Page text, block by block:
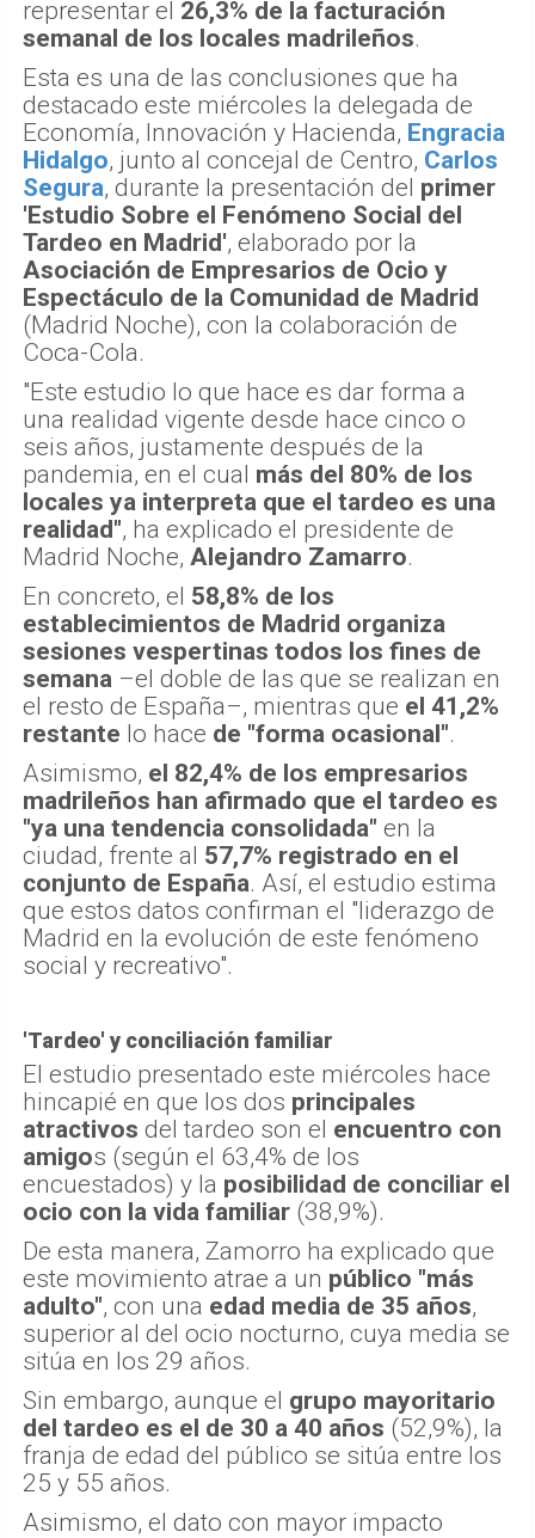
representar el 26,3% de la facturación
semanal de los locales madrileños.
Esta es una de las conclusiones que ha
destacado este miércoles la delegada de
Economía, Innovación y Hacienda, Engracia
Hidalgo, junto al concejal de Centro, Carlos
Segura, durante la presentación del primer
'Estudio Sobre el Fenómeno Social del
Tardeo en Madrid', elaborado por la
Asociación de Empresarios de Ocio y
Espectáculo de la Comunidad de Madrid
(Madrid Noche), con la colaboración de
Coca-Cola.
"Este estudio lo que hace es dar forma a
una realidad vigente desde hace cinco o
seis años, justamente después de la
pandemia, en el cual más del 80% de los
locales ya interpreta que el tardeo es una
realidad", ha explicado el presidente de
Madrid Noche, Alejandro Zamarro.
En concreto, el 58,8% de los
establecimientos de Madrid organiza
sesiones vespertinas todos los fines de
semana –el doble de las que se realizan en
el resto de España–, mientras que el 41,2%
restante lo hace de "forma ocasional".
Asimismo, el 82,4% de los empresarios
madrileños han afirmado que el tardeo es
"ya una tendencia consolidada" en la
ciudad, frente al 57,7% registrado en el
conjunto de España. Así, el estudio estima
que estos datos confirman el "liderazgo de
Madrid en la evolución de este fenómeno
social y recreativo".
'Tardeo' y conciliación familiar
El estudio presentado este miércoles hace
hincapié en que los dos principales
atractivos del tardeo son el encuentro con
amigos (según el 63,4% de los
encuestados) y la posibilidad de conciliar el
ocio con la vida familiar (38,9%).
De esta manera, Zamorro ha explicado que
este movimiento atrae a un público "más
adulto", con una edad media de 35 años,
superior al del ocio nocturno, cuya media se
sitúa en los 29 años.
Sin embargo, aunque el grupo mayoritario
del tardeo es el de 30 a 40 años (52,9%), la
franja de edad del público se sitúa entre los
25 y 55 años.
Asimismo, el dato con mayor impacto